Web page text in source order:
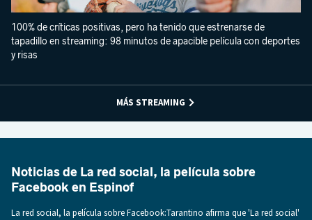
100% de críticas positivas, pero ha tenido que estrenarse de
tapadillo en streaming: 98 minutos de apacible película con deportes
y risas
MÁS STREAMING
Noticias de La red social, la película sobre
Facebook en Espinof
La red social, la película sobre Facebook:Tarantino afirma que 'La red social'